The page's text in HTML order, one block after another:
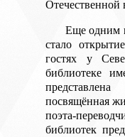
Отечественной
Еще одним
стало
гостях у
библиотеке
посвящённая
поэта-
библиотек